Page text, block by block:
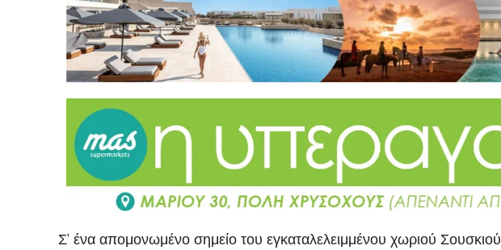
Σ’ ένα απομονωμένο σημείο του εγκαταλελειμμένου χωριού